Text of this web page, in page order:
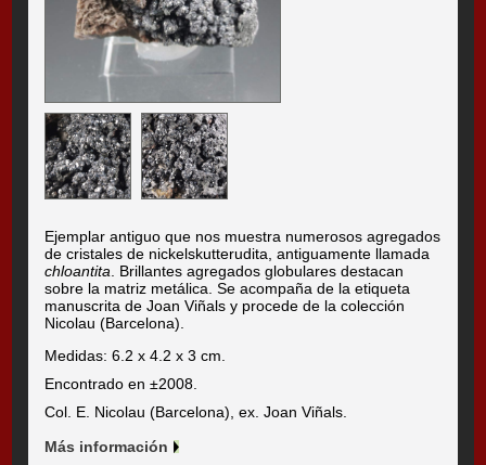
Ejemplar antiguo que nos muestra numerosos agregados
de cristales de nickelskutterudita, antiguamente llamada
chloantita . Brillantes agregados globulares destacan
sobre la matriz metálica. Se acompaña de la etiqueta
manuscrita de Joan Viñals y procede de la colección
Nicolau (Barcelona).
Medidas: 6.2 x 4.2 x 3 cm.
Encontrado en ±2008.
Col. E. Nicolau (Barcelona), ex. Joan Viñals.
Más información